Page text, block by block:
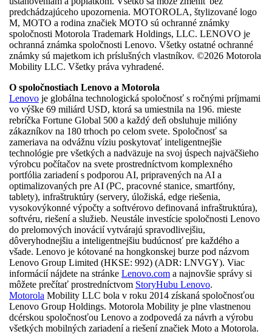
predchádzajúceho upozornenia. MOTOROLA, štylizované logo
M, MOTO a rodina značiek MOTO sú ochranné známky
spoločnosti Motorola Trademark Holdings, LLC. LENOVO je
ochranná známka spoločnosti Lenovo. Všetky ostatné ochranné
známky sú majetkom ich príslušných vlastníkov. ©2026 Motorola
Mobility LLC. Všetky práva vyhradené.
O spoločnostiach Lenovo a Motorola
Lenovo je globálna technologická spoločnosť s ročnými príjmami
vo výške 69 miliárd USD, ktorá sa umiestnila na 196. mieste
rebríčka Fortune Global 500 a každý deň obsluhuje milióny
zákazníkov na 180 trhoch po celom svete. Spoločnosť sa
zameriava na odvážnu víziu poskytovať inteligentnejšie
technológie pre všetkých a nadväzuje na svoj úspech najväčšieho
výrobcu počítačov na svete prostredníctvom komplexného
portfólia zariadení s podporou AI, pripravených na AI a
optimalizovaných pre AI (PC, pracovné stanice, smartfóny,
tablety), infraštruktúry (servery, úložiská, edge riešenia,
vysokovýkonné výpočty a softvérovo definovaná infraštruktúra),
softvéru, riešení a služieb. Neustále investície spoločnosti Lenovo
do prelomových inovácií vytvárajú spravodlivejšiu,
dôveryhodnejšiu a inteligentnejšiu budúcnosť pre každého a
všade. Lenovo je kótované na hongkonskej burze pod názvom
Lenovo Group Limited (HKSE: 992) (ADR: LNVGY). Viac
informácií nájdete na stránke Lenovo.com a najnovšie správy si
môžete prečítať prostredníctvom StoryHubu Lenovo.
Motorola Mobility LLC bola v roku 2014 získaná spoločnosťou
Lenovo Group Holdings. Motorola Mobility je plne vlastnenou
dcérskou spoločnosťou Lenovo a zodpovedá za návrh a výrobu
všetkých mobilných zariadení a riešení značiek Moto a Motorola.